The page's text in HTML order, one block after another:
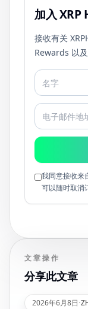
加入
接收有关
Rewards 以
我同意接收来
可以随时取消
文章操作
分享此文章
2026年6月8日·